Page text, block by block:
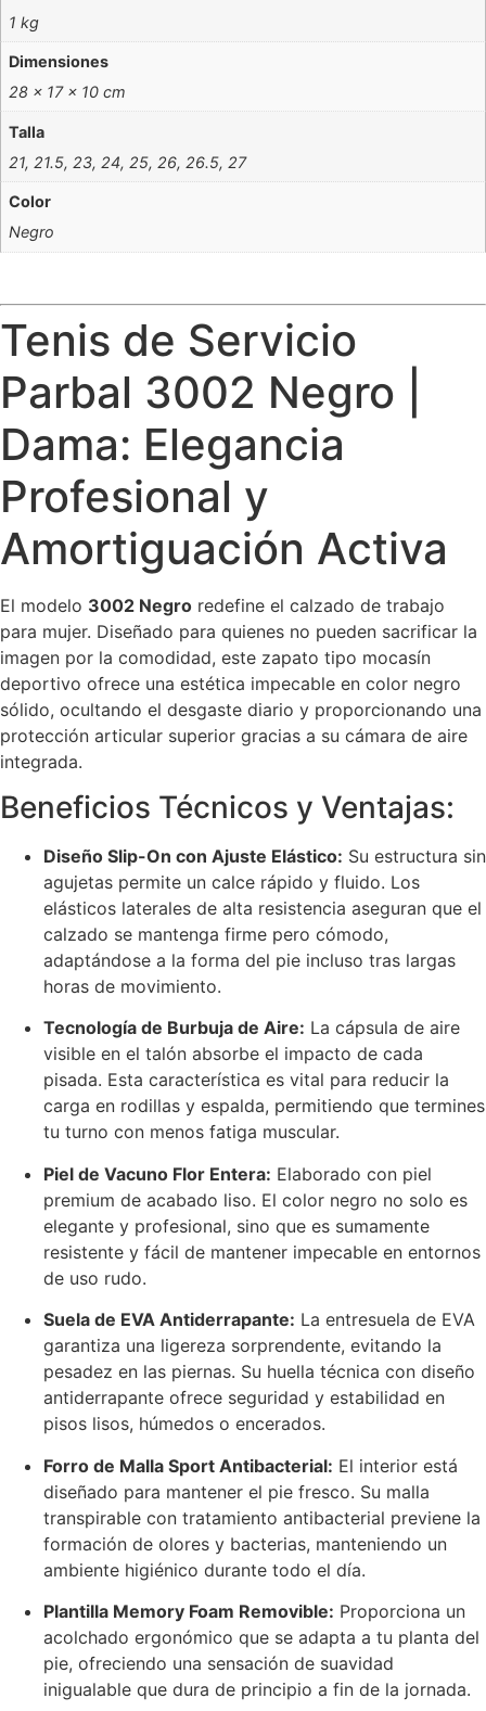
1 kg
Dimensiones
28 × 17 × 10 cm
Talla
21, 21.5, 23, 24, 25, 26, 26.5, 27
Color
Negro
Tenis de Servicio
Parbal 3002 Negro |
Dama: Elegancia
Profesional y
Amortiguación Activa
El modelo 3002 Negro redefine el calzado de trabajo
para mujer. Diseñado para quienes no pueden sacrificar la
imagen por la comodidad, este zapato tipo mocasín
deportivo ofrece una estética impecable en color negro
sólido, ocultando el desgaste diario y proporcionando una
protección articular superior gracias a su cámara de aire
integrada.
Beneficios Técnicos y Ventajas:
Diseño Slip-On con Ajuste Elástico: Su estructura sin
agujetas permite un calce rápido y fluido. Los
elásticos laterales de alta resistencia aseguran que el
calzado se mantenga firme pero cómodo,
adaptándose a la forma del pie incluso tras largas
horas de movimiento.
Tecnología de Burbuja de Aire: La cápsula de aire
visible en el talón absorbe el impacto de cada
pisada. Esta característica es vital para reducir la
carga en rodillas y espalda, permitiendo que termines
tu turno con menos fatiga muscular.
Piel de Vacuno Flor Entera: Elaborado con piel
premium de acabado liso. El color negro no solo es
elegante y profesional, sino que es sumamente
resistente y fácil de mantener impecable en entornos
de uso rudo.
Suela de EVA Antiderrapante: La entresuela de EVA
garantiza una ligereza sorprendente, evitando la
pesadez en las piernas. Su huella técnica con diseño
antiderrapante ofrece seguridad y estabilidad en
pisos lisos, húmedos o encerados.
Forro de Malla Sport Antibacterial: El interior está
diseñado para mantener el pie fresco. Su malla
transpirable con tratamiento antibacterial previene la
formación de olores y bacterias, manteniendo un
ambiente higiénico durante todo el día.
Plantilla Memory Foam Removible: Proporciona un
acolchado ergonómico que se adapta a tu planta del
pie, ofreciendo una sensación de suavidad
inigualable que dura de principio a fin de la jornada.